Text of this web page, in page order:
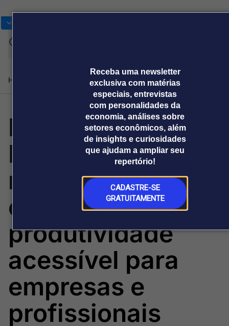
Receba uma newsletter
exclusiva com matérias
especiais, entrevistas
com personalidades da
economia, análises sobre
setores econômicos, além
de insights e curiosidades
que ajudam a ampliar seu
repertório!
CADASTRE-SE
GRATUITAMENTE
Home Produtos e soluçõesNotíciasBlogWeekendInstitucional
Plataformas
Broadcast
Broadcast+
O mercado
financeiro em
tempo real
Broadcast
Tudo sobre o
agronegócio
Broadcast
Político
Os bastidores da
política em
tempo real
Broadcast
energia elétrica
Broadcast
White Label
Releases Broadcast
Prêmio Broadcast
Empresas
Releases
Huion lança o
Huion Note E, um
notebook
eletrônico:
produtividade
acessível para
empresas e
profissionais